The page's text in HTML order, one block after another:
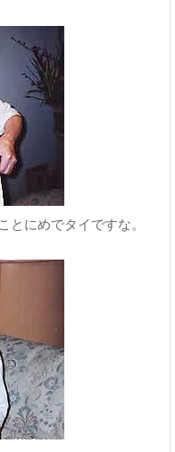
とにめでタイですな。